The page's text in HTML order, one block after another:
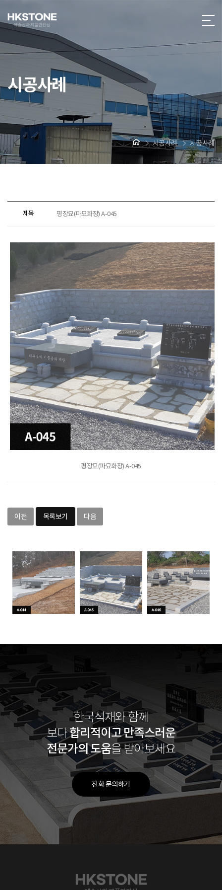
시공사례
시공사례 시공사례
제목 평장묘(파묘화장) A-045
평장묘(파묘화장) A-045
이전 목록보기 다음
한국석재와 함께
보다합리적이고만족스러운
전문가의 도움을 받아보세요
전화 문의하기